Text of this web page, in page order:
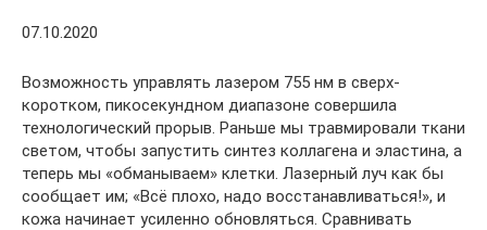
07.10.2020
Возможность управлять лазером 755 нм в сверх-
коротком, пикосекундном диапазоне совершила
технологический прорыв. Раньше мы травмировали ткани
светом, чтобы запустить синтез коллагена и эластина, а
теперь мы «обманываем» клетки. Лазерный луч как бы
сообщает им; «Всё плохо, надо восстанавливаться!», и
кожа начинает усиленно обновляться. Сравнивать